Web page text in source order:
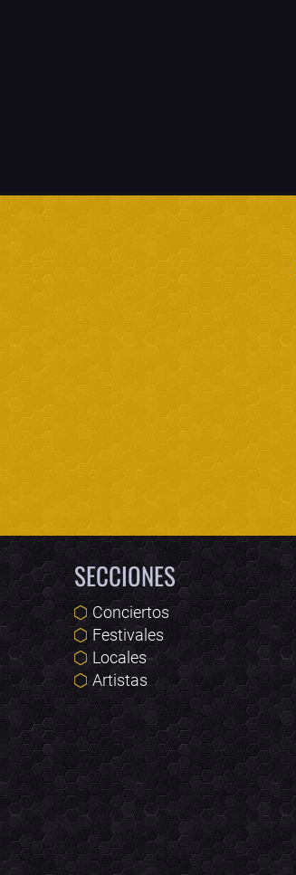
SECCIONES
Conciertos
Festivales
Locales
Artistas